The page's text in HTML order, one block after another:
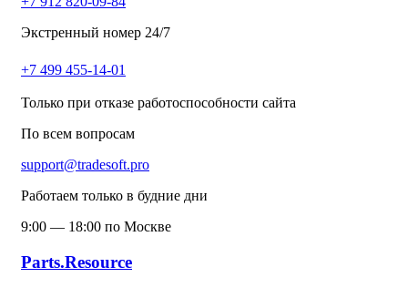
Экстренный номер 24/7
+7 499 455-14-01
Только при отказе работоспособности сайта
По всем вопросам
support@tradesoft.pro
Работаем только в будние дни
9:00 — 18:00 по Москве
Parts.Resource